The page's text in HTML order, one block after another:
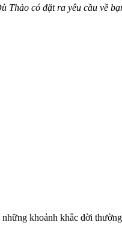
Thảo có đặt ra yêu cầu về
khoảnh khắc đời